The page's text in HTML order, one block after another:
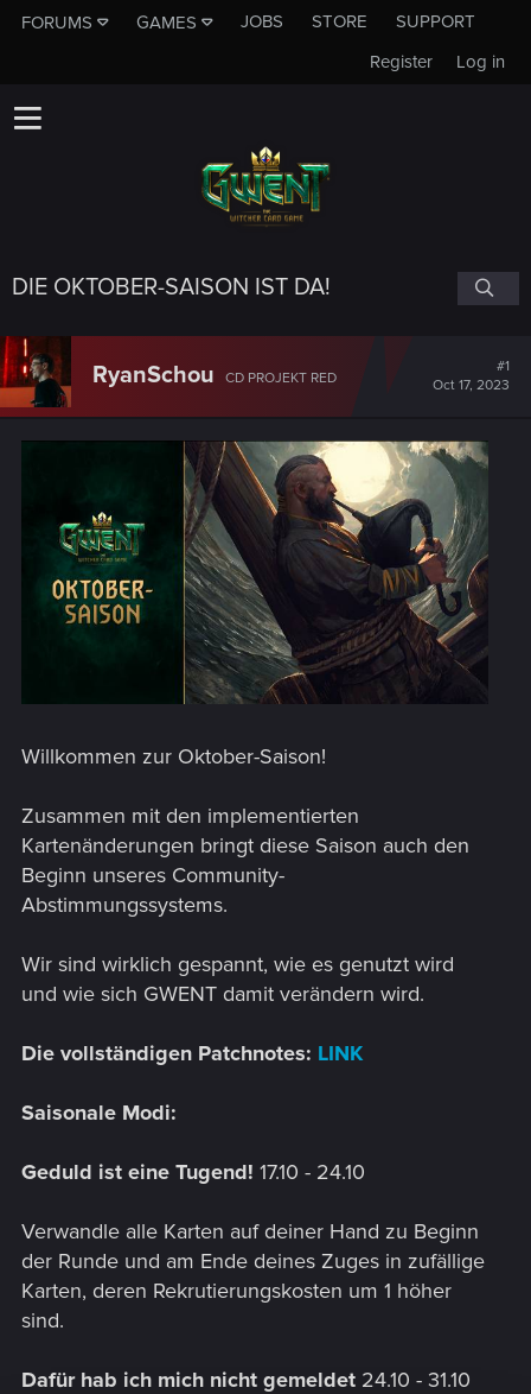
FORUMS GAMES JOBS STORE
SUPPORT
Log in
Register
DIE OKTOBER-SAISON IST DA!
RyanSchou CD PROJEKT RED
#1
Oct 17, 2023
Willkommen zur Oktober-Saison!
Zusammen mit den implementierten
Kartenänderungen bringt diese Saison auch den
Beginn unseres Community-
Abstimmungssystems.
Wir sind wirklich gespannt, wie es genutzt wird
und wie sich GWENT damit verändern wird.
Die vollständigen Patchnotes: LINK
Saisonale Modi:
Geduld ist eine Tugend! 17.10 - 24.10
Verwandle alle Karten auf deiner Hand zu Beginn
der Runde und am Ende deines Zuges in zufällige
Karten, deren Rekrutierungskosten um 1 höher
sind.
Dafür hab ich mich nicht gemeldet 24.10 - 31.10